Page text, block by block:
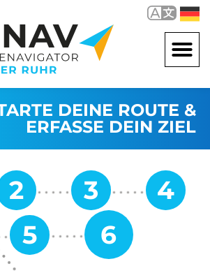
DEINE ROUTE &
ERFASSE DEIN ZIEL